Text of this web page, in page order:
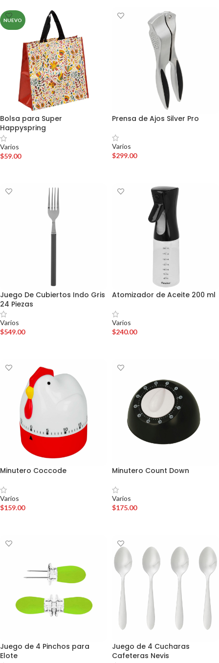
NUEVO
Bolsa para Super
Happyspring
Varios
$59.00
Prensa de Ajos Silver Pro
Varios
$299.00
Juego De Cubiertos Indo Gris
24 Piezas
Varios
$549.00
Atomizador de Aceite 200 ml
Varios
$240.00
Minutero Coccode
Varios
$159.00
Minutero Count Down
Varios
$175.00
Juego de 4 Pinchos para
Elote
Juego de 4 Cucharas
Cafeteras Nevis